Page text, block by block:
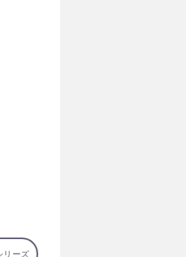
リーズ